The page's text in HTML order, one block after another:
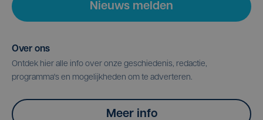
Nieuws melden
Over ons
Ontdek hier alle info over onze geschiedenis, redactie,
programma's en mogelijkheden om te adverteren.
Meer info